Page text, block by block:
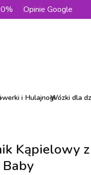
Opinie Google
i HulajnogiWózki dla
Kąpielowy